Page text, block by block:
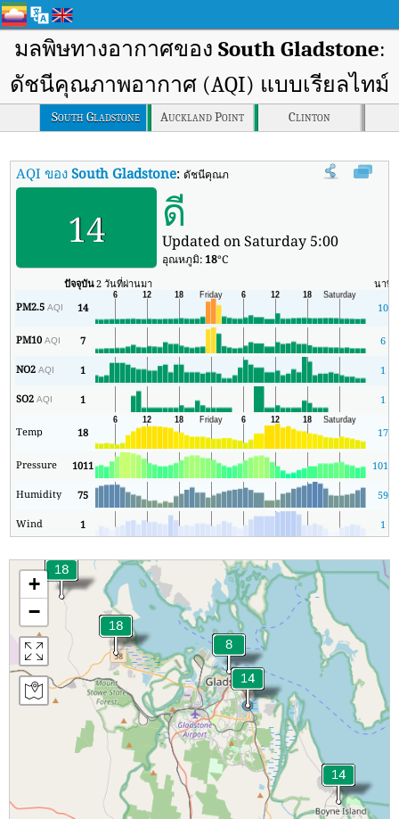
มลพิษทางอากาศของ South Gladstone:
ดัชนีคุณภาพอากาศ (AQI) แบบเรียลไทม์
South Gladstone Auckland Point Clinton
AQI ของSouth Gladstone:ดัชนีคุณภาพอากาศ (AQI) แบบเรียลไทม์ของ
14 ดี
Updated on Saturday 5:00
อุณหภูมิ: 18°C
ปัจจุบัน2 วันที่ผ่านมา นาที
PM2.5AQI 14 10
PM10AQI 7 6
NO2AQI 1 1
SO2AQI 1 1
Temp 18 17
Pressure 1011 1010
Humidity 75 59
Wind 1 1
+
−